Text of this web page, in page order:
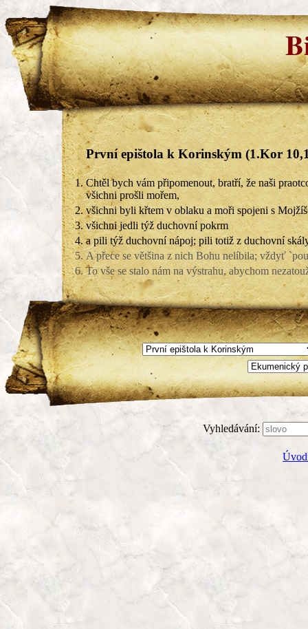
První epištola k Korinským (1.Kor
1. Chtěl bych vám připomenout, bratří, že naši
všichni prošli mořem,
2. všichni byli křtem v oblaku a moři spojeni s
3. všichni jedli týž duchovní pokrm
4. a pili týž duchovní nápoj; pili totiž z duchovní
5. A přece se většina z nich Bohu nelíbila; vždyť
6. To vše se stalo nám na výstrahu, abychom
Vyhledávání: